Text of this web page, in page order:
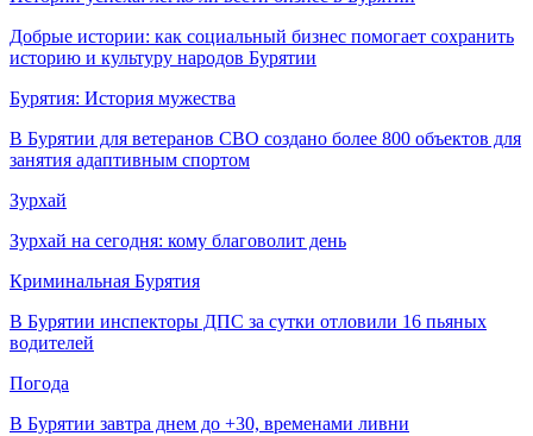
Добрые истории: как социальный бизнес помогает сохранить
историю и культуру народов Бурятии
Бурятия: История мужества
В Бурятии для ветеранов СВО создано более 800 объектов для
занятия адаптивным спортом
Зурхай
Зурхай на сегодня: кому благоволит день
Криминальная Бурятия
В Бурятии инспекторы ДПС за сутки отловили 16 пьяных
водителей
Погода
В Бурятии завтра днем до +30, временами ливни